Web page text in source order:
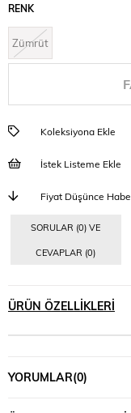
RENK
Zümrüt
Koleksiyona Ekle
İstek Listeme Ekle
Fiyat Düşünce
SORULAR (0) VE
CEVAPLAR (0)
ÜRÜN ÖZELLIKLERI
YORUMLAR(0)